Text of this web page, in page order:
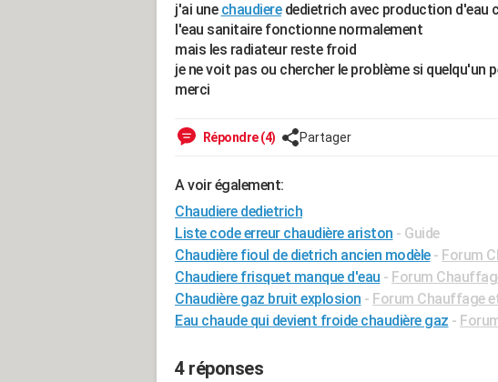
j'ai une chaudierededietrich avec production d'eau
l'eau sanitaire fonctionne normalement
mais les radiateur reste froid
je ne voit pas ou chercher le problème si quelqu'un
merci
Répondre (4) Partager
A voir également:
Chaudiere dedietrich
Liste code erreur chaudière ariston - Guide
Chaudière fioul de dietrich ancien modèle - Forum
Chaudiere frisquet manque d'eau - Forum
Chaudière gaz bruit explosion - Forum Chauffage
Eau chaude qui devient froide chaudière gaz -
4 réponses